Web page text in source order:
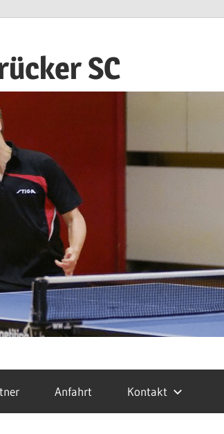
SC
Anfahrt Kontakt